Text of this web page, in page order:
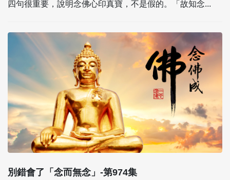
四句很重要，說明念佛心印真寶，不是假的。「故知念...
別錯會了「念而無念」-第974集